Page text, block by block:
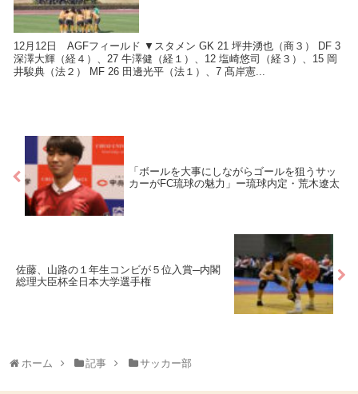
12月12日 AGFフィールド ▼スタメン GK 21 坪井湧也（商３） DF 3
深澤大輝（経４）、27 牛澤健（経１）、12 塩崎悠司（経３）、15 岡
井駿典（法２） MF 26 田邊光平（法１）、7 髙岸憲...
「ボールを大事にしながらゴールを狙うサッ
カーがFC琉球の魅力」ー琉球内定・荒木遼太
佐藤、山路の１年生コンビが５位入賞─内閣
総理大臣杯全日本大学選手権
ホーム 記事 サッカー部